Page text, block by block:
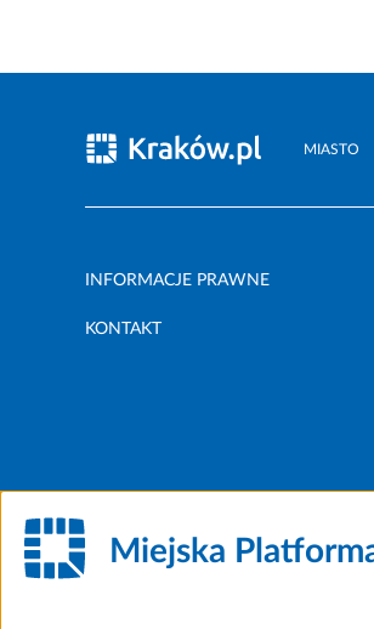
MIASTO
INFORMACJE PRAWNE
KONTAKT
Miejska